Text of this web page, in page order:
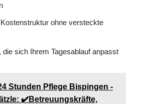
ohne versteckte
die sich Ihrem Tagesablauf anpasst
Stunden Pflege Bispingen -
✔️Betreuungskräfte,